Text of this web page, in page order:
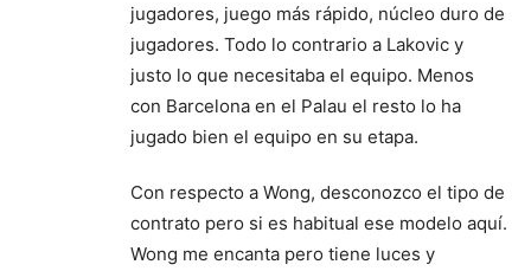
jugadores, juego más rápido, núcleo duro de
jugadores. Todo lo contrario a Lakovic y
justo lo que necesitaba el equipo. Menos
con Barcelona en el Palau el resto lo ha
jugado bien el equipo en su etapa.
Con respecto a Wong, desconozco el tipo de
contrato pero si es habitual ese modelo aquí.
Wong me encanta pero tiene luces y